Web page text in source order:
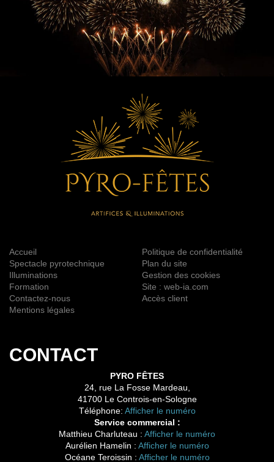
Accueil
Spectacle pyrotechnique
Illuminations
Formation
Contactez-nous
Mentions légales
Politique de confidentialité
Plan du site
Gestion des cookies
Site : web-ia.com
Accès client
CONTACT
PYRO FÊTES
24, rue La Fosse Mardeau,
41700 Le Controis-en-Sologne
Téléphone: Afficher le numéro
Service commercial :
Matthieu Charluteau : Afficher le numéro
Aurélien Hamelin : Afficher le numéro
Océane Teroissin : Afficher le numéro